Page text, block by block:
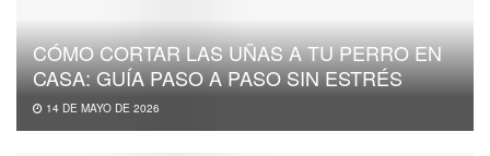
CÓMO CORTAR LAS UÑAS A TU PERRO EN
CASA: GUÍA PASO A PASO SIN ESTRÉS
14 DE MAYO DE 2026